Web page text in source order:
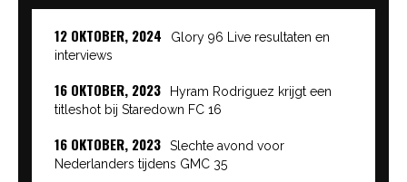
12 OKTOBER, 2024
Glory 96 Live resultaten en
interviews
16 OKTOBER, 2023
Hyram Rodriguez krijgt een
titleshot bij Staredown FC 16
16 OKTOBER, 2023
Slechte avond voor
Nederlanders tijdens GMC 35